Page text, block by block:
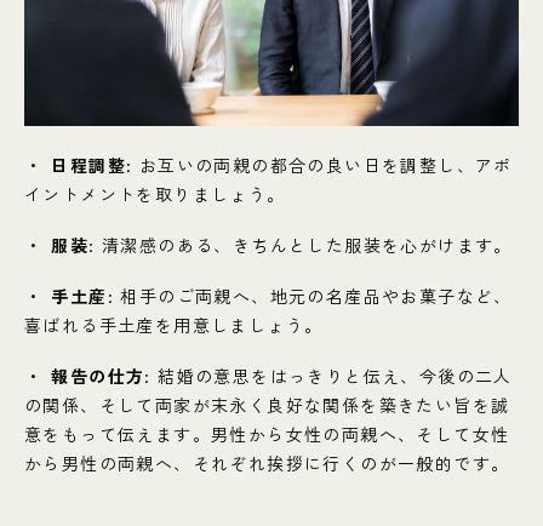
日程調整: お互いの両親の都合の良い日を調整し、アポ
イントメントを取りましょう。
服装: 清潔感のある、きちんとした服装を心がけます。
手土産 : 相手のご両親へ、地元の名産品やお菓子など、
喜ばれる手土産を用意しましょう。
報告の仕方: 結婚の意思をはっきりと伝え、今後の二人
の関係、そして両家が末永く良好な関係を築きたい旨を誠
意をもって伝えます。男性から女性の両親へ、そして女性
から男性の両親へ、それぞれ挨拶に行くのが一般的です。